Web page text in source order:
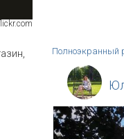
Полноэкранный